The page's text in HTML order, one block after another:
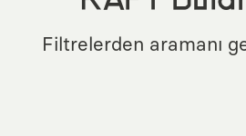
Filtrelerden aramanı